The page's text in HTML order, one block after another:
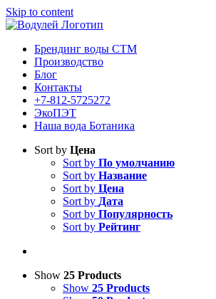
Skip to content
Брендинг воды СТМ
Производство
Блог
Контакты
+7-812-5725272
ЭкоПЭТ
Наша вода Ботаника
Sort by Цена
Sort by По умолчанию
Sort by Название
Sort by Цена
Sort by Дата
Sort by Популярность
Sort by Рейтинг
Show 25 Products
Show 25 Products